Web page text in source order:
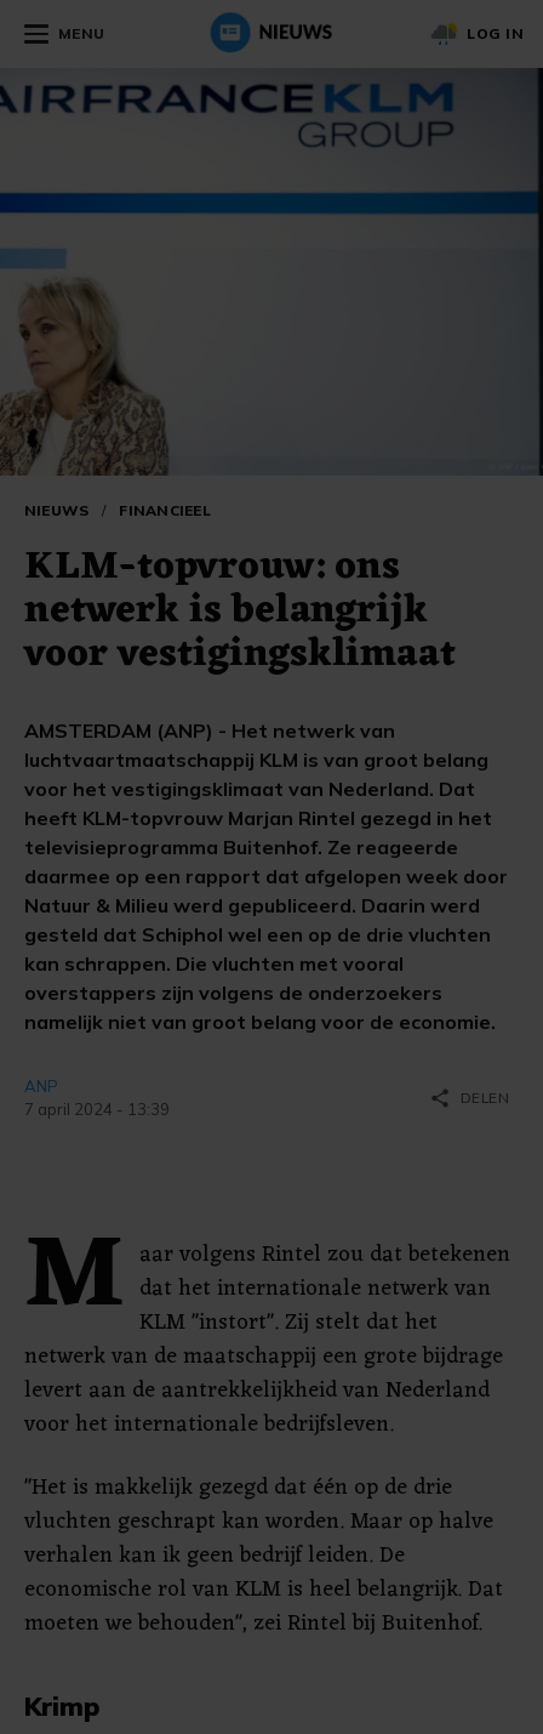
MENU LOG IN
NIEUWS / FINANCIEEL
KLM-topvrouw: ons
netwerk is belangrijk
voor vestigingsklimaat
AMSTERDAM (ANP) - Het netwerk van
luchtvaartmaatschappij KLM is van groot belang
voor het vestigingsklimaat van Nederland. Dat
heeft KLM-topvrouw Marjan Rintel gezegd in het
televisieprogramma Buitenhof. Ze reageerde
daarmee op een rapport dat afgelopen week door
Natuur & Milieu werd gepubliceerd. Daarin werd
gesteld dat Schiphol wel een op de drie vluchten
kan schrappen. Die vluchten met vooral
overstappers zijn volgens de onderzoekers
namelijk niet van groot belang voor de economie.
ANP
7 april 2024 - 13:39
share DELEN
M aar volgens Rintel zou dat betekenen
dat het internationale netwerk van
KLM "instort". Zij stelt dat het
netwerk van de maatschappij een grote bijdrage
levert aan de aantrekkelijkheid van Nederland
voor het internationale bedrijfsleven.
"Het is makkelijk gezegd dat één op de drie
vluchten geschrapt kan worden. Maar op halve
verhalen kan ik geen bedrijf leiden. De
economische rol van KLM is heel belangrijk. Dat
moeten we behouden", zei Rintel bij Buitenhof.
Krimp